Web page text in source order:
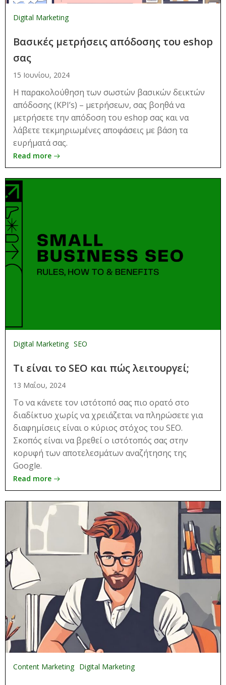
Digital Marketing
Βασικές μετρήσεις απόδοσης του eshop
σας
15 Ιουνίου, 2024
Η παρακολούθηση των σωστών βασικών δεικτών
απόδοσης (KPI’s) – μετρήσεων, σας βοηθά να
μετρήσετε την απόδοση του eshop σας και να
λάβετε τεκμηριωμένες αποφάσεις με βάση τα
ευρήματά σας.
Read more
Digital Marketing SEO
Τι είναι το SEO και πώς λειτουργεί;
13 Μαΐου, 2024
Το να κάνετε τον ιστότοπό σας πιο ορατό στο
διαδίκτυο χωρίς να χρειάζεται να πληρώσετε για
διαφημίσεις είναι ο κύριος στόχος του SEO.
Σκοπός είναι να βρεθεί ο ιστότοπός σας στην
κορυφή των αποτελεσμάτων αναζήτησης της
Google.
Read more
Content Marketing Digital Marketing